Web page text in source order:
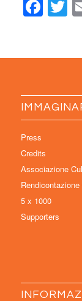
Press
Credits
Associazione
5 x 1000
Supporters